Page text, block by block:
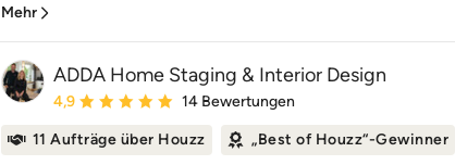
Mehr
ADDA Home Staging & Interior Design
Durchschnittliche Bewertung: 4.9 von 5 Sternen
4,9 14 Bewertungen
11 Aufträge über Houzz „Best of Houzz“-Gewinner